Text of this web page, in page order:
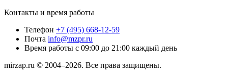
Контакты и время работы
Телефон +7 (495) 668-12-59
Почта info@mzpr.ru
Время работы с 09:00 до 21:00 каждый день
mirzap.ru © 2004–2026. Все права защищены.